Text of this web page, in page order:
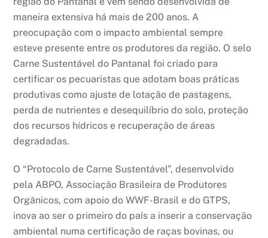
maneira extensiva há mais de 200 anos. A
preocupação com o impacto ambiental sempre
esteve presente entre os produtores da região. O selo
Carne Sustentável do Pantanal foi criado para
certificar os pecuaristas que adotam boas práticas
produtivas como ajuste de lotação de pastagens,
perda de nutrientes e desequilíbrio do solo, proteção
dos recursos hídricos e recuperação de áreas
degradadas.
O “Protocolo de Carne Sustentável”, desenvolvido
pela ABPO, Associação Brasileira de Produtores
Orgânicos, com apoio do WWF-Brasil e do GTPS,
inova ao ser o primeiro do país a inserir a conservação
ambiental numa certificação de raças bovinas, ou